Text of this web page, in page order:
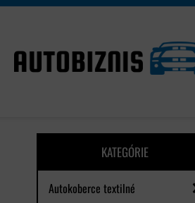
KATEGÓRIE
Autokoberce textilné